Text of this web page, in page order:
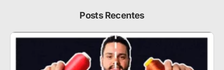
Posts Recentes